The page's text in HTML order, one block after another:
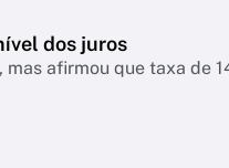
dos juros
continua pressionando empresas,